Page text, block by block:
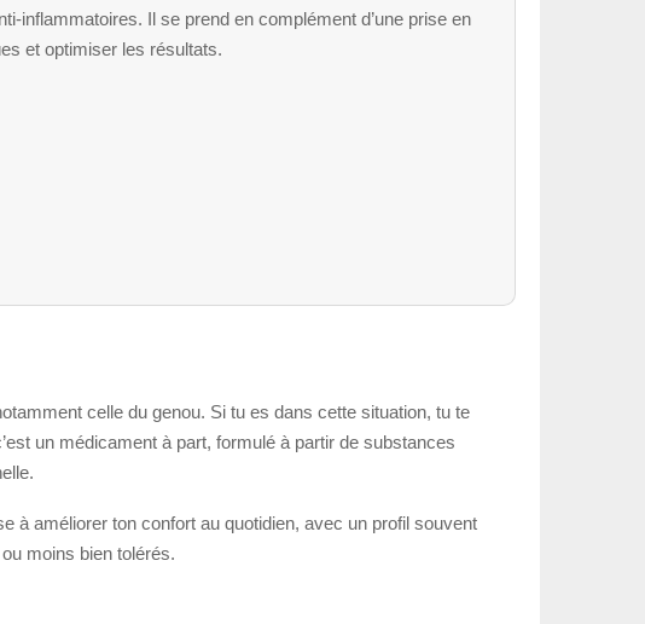
inflammatoires. Il se prend en complément d’une prise en
et optimiser les résultats.
celle du genou. Si tu es dans cette situation, tu te
un médicament à part, formulé à partir de substances
à améliorer ton confort au quotidien, avec un profil souvent
moins bien tolérés.